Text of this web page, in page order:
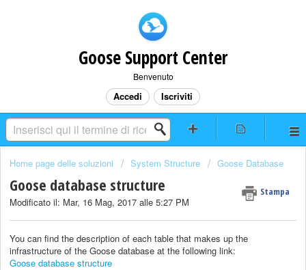
Goose Support Center
Benvenuto
Accedi Iscriviti
Home page delle soluzioni System Structure Goose Database
Goose database structure Stampa
Modificato il: Mar, 16 Mag, 2017 alle 5:27 PM
You can find the description of each table that makes up the
infrastructure of the Goose database at the following link:
Goose database structure